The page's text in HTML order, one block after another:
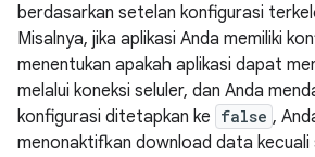
berdasarkan setelan konfigurasi
Misalnya, jika aplikasi Anda memiliki
menentukan apakah aplikasi dapat
melalui koneksi seluler, dan Anda
konfigurasi ditetapkan ke false ,
menonaktifkan download data